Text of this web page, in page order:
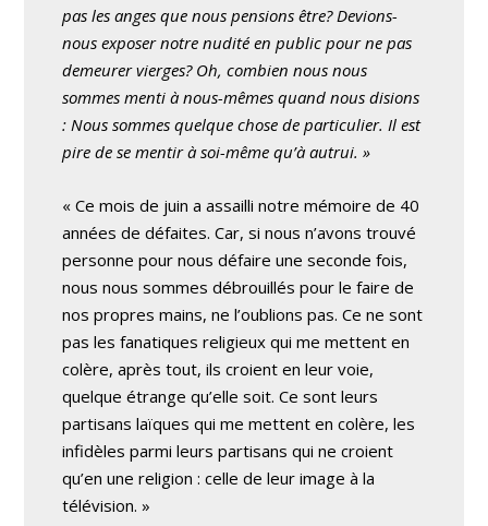
pas les anges que nous pensions être? Devions-
nous exposer notre nudité en public pour ne pas
demeurer vierges? Oh, combien nous nous
sommes menti à nous-mêmes quand nous disions
: Nous sommes quelque chose de particulier. Il est
pire de se mentir à soi-même qu’à autrui. »
« Ce mois de juin a assailli notre mémoire de 40
années de défaites. Car, si nous n’avons trouvé
personne pour nous défaire une seconde fois,
nous nous sommes débrouillés pour le faire de
nos propres mains, ne l’oublions pas. Ce ne sont
pas les fanatiques religieux qui me mettent en
colère, après tout, ils croient en leur voie,
quelque étrange qu’elle soit. Ce sont leurs
partisans laïques qui me mettent en colère, les
infidèles parmi leurs partisans qui ne croient
qu’en une religion : celle de leur image à la
télévision. »